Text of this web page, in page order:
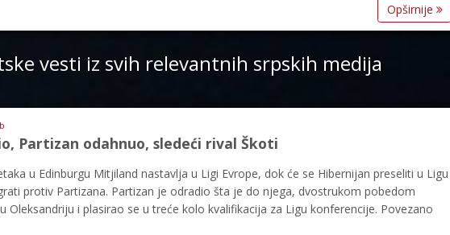
Opširnije
vesti iz svih relevantnih srpskih medija
Partizan odahnuo, sledeći rival Škoti
u Edinburgu Mitjiland nastavlja u Ligi Evrope, dok će se Hibernijan preseliti u Ligu
protiv Partizana. Partizan je odradio šta je do njega, dvostrukom pobedom
Oleksandriju i plasirao se u treće kolo kvalifikacija za Ligu konferencije. Povezano